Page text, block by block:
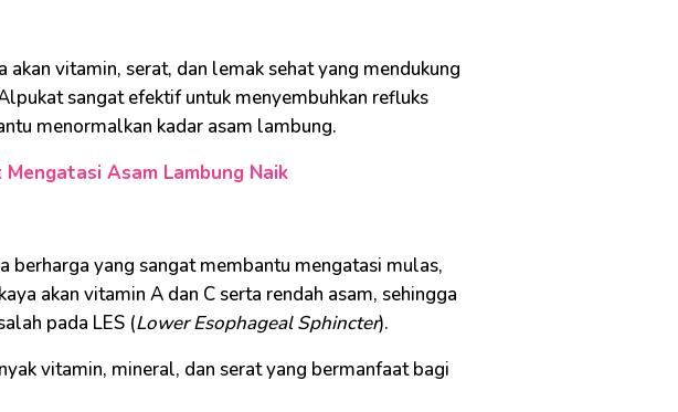
vitamin, serat, dan lemak sehat yang mendukung
sangat efektif untuk menyembuhkan refluks
menormalkan kadar asam lambung.
Asam Lambung Naik
berharga yang sangat membantu mengatasi mulas,
akan vitamin A dan C serta rendah asam, sehingga
pada LES (Lower Esophageal Sphincter).
vitamin, mineral, dan serat yang bermanfaat bagi